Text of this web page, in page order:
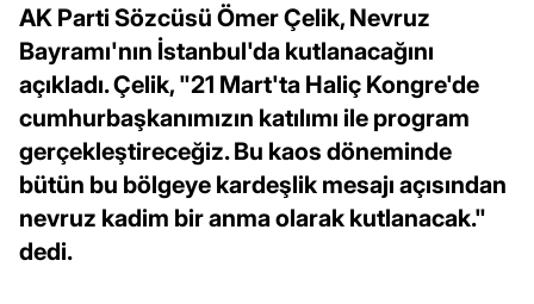
AK Parti Sözcüsü Ömer Çelik, Nevruz
Bayramı'nın İstanbul'da kutlanacağını
açıkladı. Çelik, "21 Mart'ta Haliç Kongre'de
cumhurbaşkanımızın katılımı ile program
gerçekleştireceğiz. Bu kaos döneminde
bütün bu bölgeye kardeşlik mesajı açısından
nevruz kadim bir anma olarak kutlanacak."
dedi.